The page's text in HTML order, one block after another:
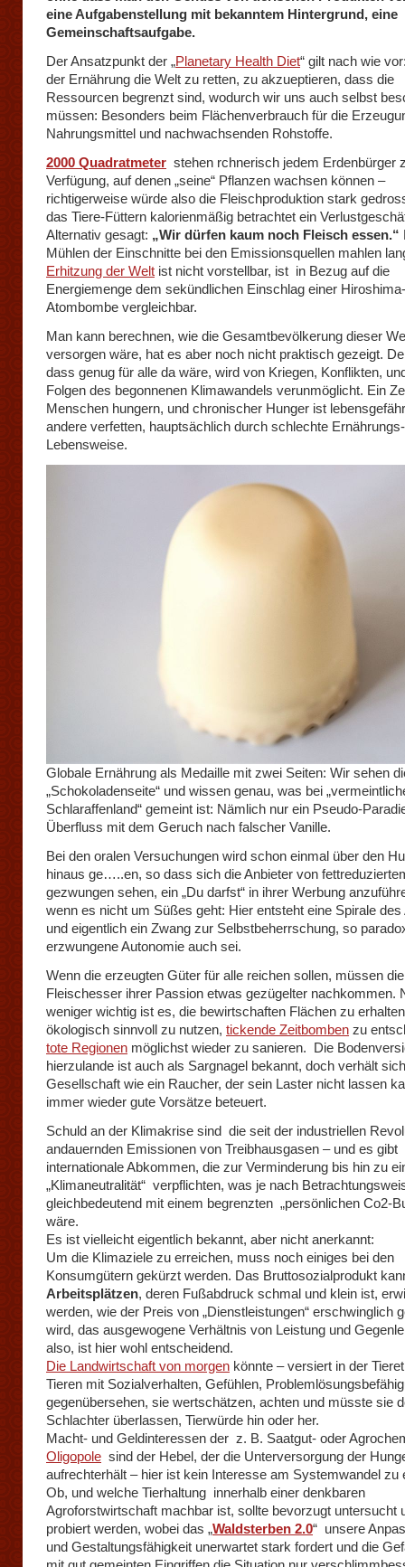
eine Aufgabenstellung mit bekanntem Hintergrund, eine
Gemeinschaftsaufgabe.
Der Ansatzpunkt der „Planetary Health Diet“ gilt nach wie
der Ernährung die Welt zu retten, zu akzueptieren, dass die
Ressourcen begrenzt sind, wodurch wir uns auch selbst
müssen: Besonders beim Flächenverbrauch für die
Nahrungsmittel und nachwachsenden Rohstoffe.
2000 Quadratmeter stehen rchnerisch jedem Erdenbürger
Verfügung, auf denen „seine“ Pflanzen wachsen können –
richtigerweise würde also die Fleischproduktion stark
das Tiere-Füttern kalorienmäßig betrachtet ein
Alternativ gesagt: „Wir dürfen kaum noch Fleisch essen.“
Mühlen der Einschnitte bei den Emissionsquellen mahlen
Erhitzung der Welt ist nicht vorstellbar, ist in Bezug auf die
Energiemenge dem sekündlichen Einschlag einer Hiroshima-
Atombombe vergleichbar.
Man kann berechnen, wie die Gesamtbevölkerung dieser
versorgen wäre, hat es aber noch nicht praktisch gezeigt.
dass genug für alle da wäre, wird von Kriegen, Konflikten,
Folgen des begonnenen Klimawandels verunmöglicht. Ein
Menschen hungern, und chronischer Hunger ist
andere verfetten, hauptsächlich durch schlechte
Lebensweise.
Globale Ernährung als Medaille mit zwei Seiten: Wir sehen
„Schokoladenseite“ und wissen genau, was bei
Schlaraffenland“ gemeint ist: Nämlich nur ein Pseudo-
Überfluss mit dem Geruch nach falscher Vanille.
Bei den oralen Versuchungen wird schon einmal über den
hinaus ge…..en, so dass sich die Anbieter von
gezwungen sehen, ein „Du darfst“ in ihrer Werbung
wenn es nicht um Süßes geht: Hier entsteht eine Spirale des
und eigentlich ein Zwang zur Selbstbeherrschung, so
erzwungene Autonomie auch sei.
Wenn die erzeugten Güter für alle reichen sollen, müssen die
Fleischesser ihrer Passion etwas gezügelter nachkommen.
weniger wichtig ist es, die bewirtschaften Flächen zu
ökologisch sinnvoll zu nutzen, tickende Zeitbomben zu
tote Regionen möglichst wieder zu sanieren. Die
hierzulande ist auch als Sargnagel bekannt, doch verhält
Gesellschaft wie ein Raucher, der sein Laster nicht lassen
immer wieder gute Vorsätze beteuert.
Schuld an der Klimakrise sind die seit der industriellen
andauernden Emissionen von Treibhausgasen – und es gibt
internationale Abkommen, die zur Verminderung bis hin zu
„Klimaneutralität“ verpflichten, was je nach
gleichbedeutend mit einem begrenzten „persönlichen Co2-
wäre.
Es ist vielleicht eigentlich bekannt, aber nicht anerkannt:
Um die Klimaziele zu erreichen, muss noch einiges bei den
Konsumgütern gekürzt werden. Das Bruttosozialprodukt
Arbeitsplätzen, deren Fußabdruck schmal und klein ist,
werden, wie der Preis von „Dienstleistungen“ erschwinglich
wird, das ausgewogene Verhältnis von Leistung und
also, ist hier wohl entscheidend.
Die Landwirtschaft von morgen könnte – versiert in der
Tieren mit Sozialverhalten, Gefühlen,
gegenübersehen, sie wertschätzen, achten und müsste sie
Schlachter überlassen, Tierwürde hin oder her.
Macht- und Geldinteressen der z. B. Saatgut- oder
Oligopole sind der Hebel, der die Unterversorgung der
aufrechterhält – hier ist kein Interesse am Systemwandel zu
Ob, und welche Tierhaltung innerhalb einer denkbaren
Agroforstwirtschaft machbar ist, sollte bevorzugt untersucht
probiert werden, wobei das „Waldsterben 2.0“ unsere
und Gestaltungsfähigkeit unerwartet stark fordert und die